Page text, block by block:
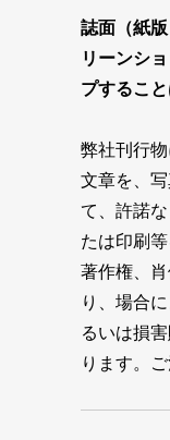
誌面（紙
リーンシ
プするこ
弊社刊行
文章を、
て、許諾
たは印刷
著作権、
り、場合
るいは損
ります。